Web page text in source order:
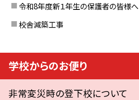
令和8年度新１年生の保護者の皆様へ
校舎減築工事
学校からのお便り
非常変災時の登下校について